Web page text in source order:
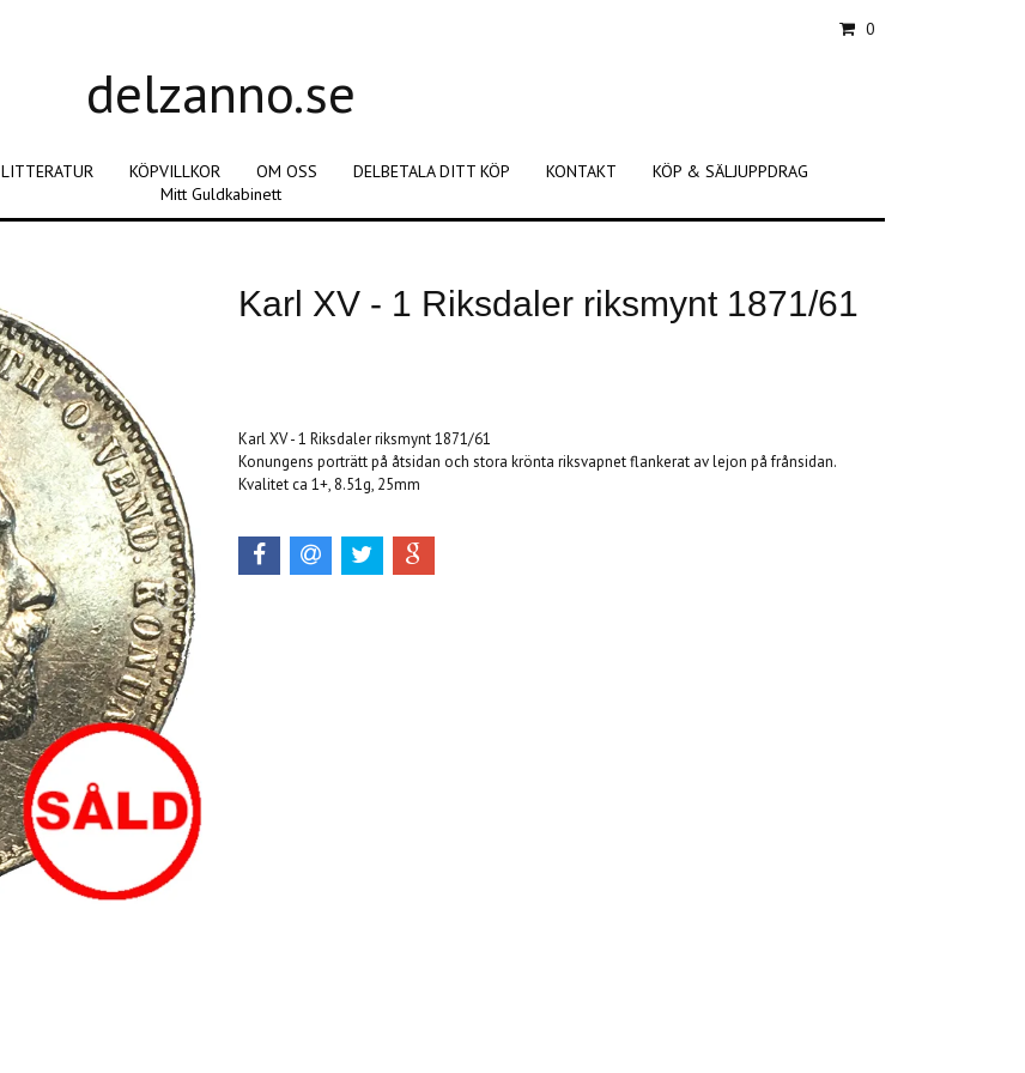
0
delzanno.se
LITTERATUR KÖPVILLKOR OM OSS DELBETALA DITT KÖP KONTAKT
KÖP & SÄLJUPPDRAG
Mitt Guldkabinett
Karl XV - 1 Riksdaler riksmynt 1871/61
Karl XV - 1 Riksdaler riksmynt 1871/61
Konungens porträtt på åtsidan och stora krönta riksvapnet flankerat av lejon på frånsidan.
Kvalitet ca 1+, 8.51g, 25mm